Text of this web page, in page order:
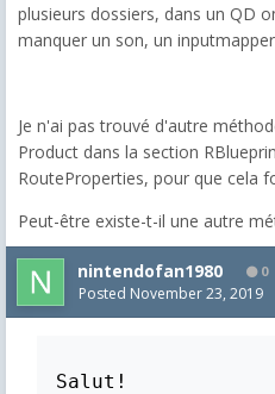
plusieurs dossiers, dans un QD
manquer un son, un inputmapper
Je n'ai pas trouvé d'autre
Product dans la section
RouteProperties, pour que cela
Peut-être existe-t-il une autre
nintendofan1980 0
Posted November 23, 2019
Salut!